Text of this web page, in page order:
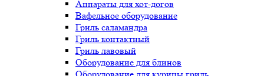
Аппараты для хот-догов
Вафельное оборудование
Гриль саламандра
Гриль контактный
Гриль лавовый
Оборудование для блинов